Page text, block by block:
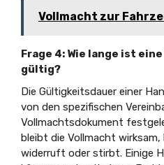
Vollmacht zur
Frage 4: Wie lange ist
gültig?
Die Gültigkeitsdauer einer
von den spezifischen
Vollmachtsdokument
bleibt die Vollmacht
widerruft oder stirbt. Einige